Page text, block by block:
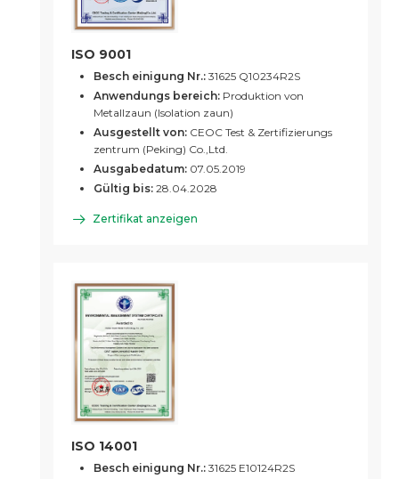
ISO 9001
Besch einigung Nr.: 31625 Q10234R2S
Anwendungs bereich: Produktion von
Metallzaun (Isolation zaun)
Ausgestellt von: CEOC Test & Zertifizierungs
zentrum (Peking) Co.,Ltd.
Ausgabedatum: 07.05.2019
Gültig bis: 28.04.2028
Zertifikat anzeigen
ISO 14001
Besch einigung Nr.: 31625 E10124R2S